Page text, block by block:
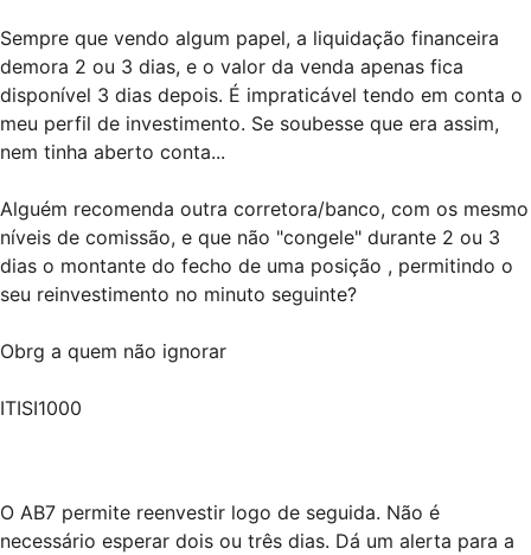
Sempre que vendo algum papel, a liquidação financeira
demora 2 ou 3 dias, e o valor da venda apenas fica
disponível 3 dias depois. É impraticável tendo em conta o
meu perfil de investimento. Se soubesse que era assim,
nem tinha aberto conta...
Alguém recomenda outra corretora/banco, com os mesmo
níveis de comissão, e que não "congele" durante 2 ou 3
dias o montante do fecho de uma posição , permitindo o
seu reinvestimento no minuto seguinte?
Obrg a quem não ignorar
ITISI1000
O AB7 permite reenvestir logo de seguida. Não é
necessário esperar dois ou três dias. Dá um alerta para a